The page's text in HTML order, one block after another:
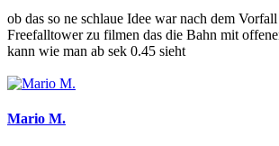
ob das so ne schlaue Idee war nach dem
Freefalltower zu filmen das die Bahn mit
kann wie man ab sek 0.45 sieht
Mario M.